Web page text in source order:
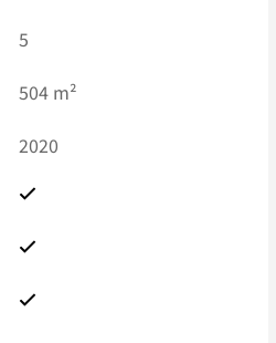
5
504 m²
2020